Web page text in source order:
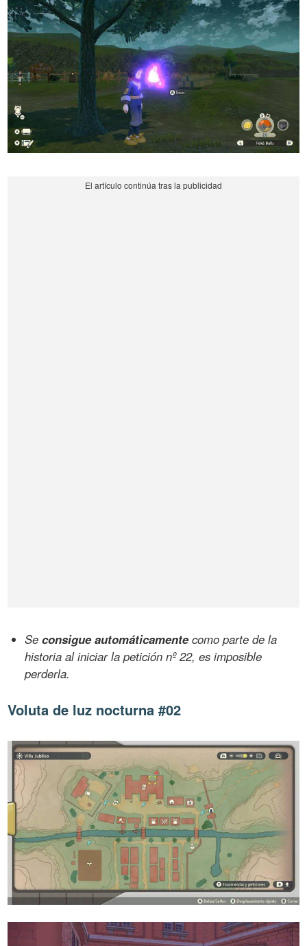
Seconsigue automáticamentecomo parte de la
historia al iniciar la petición nº 22, es imposible
perderla.
Voluta de luz nocturna #02